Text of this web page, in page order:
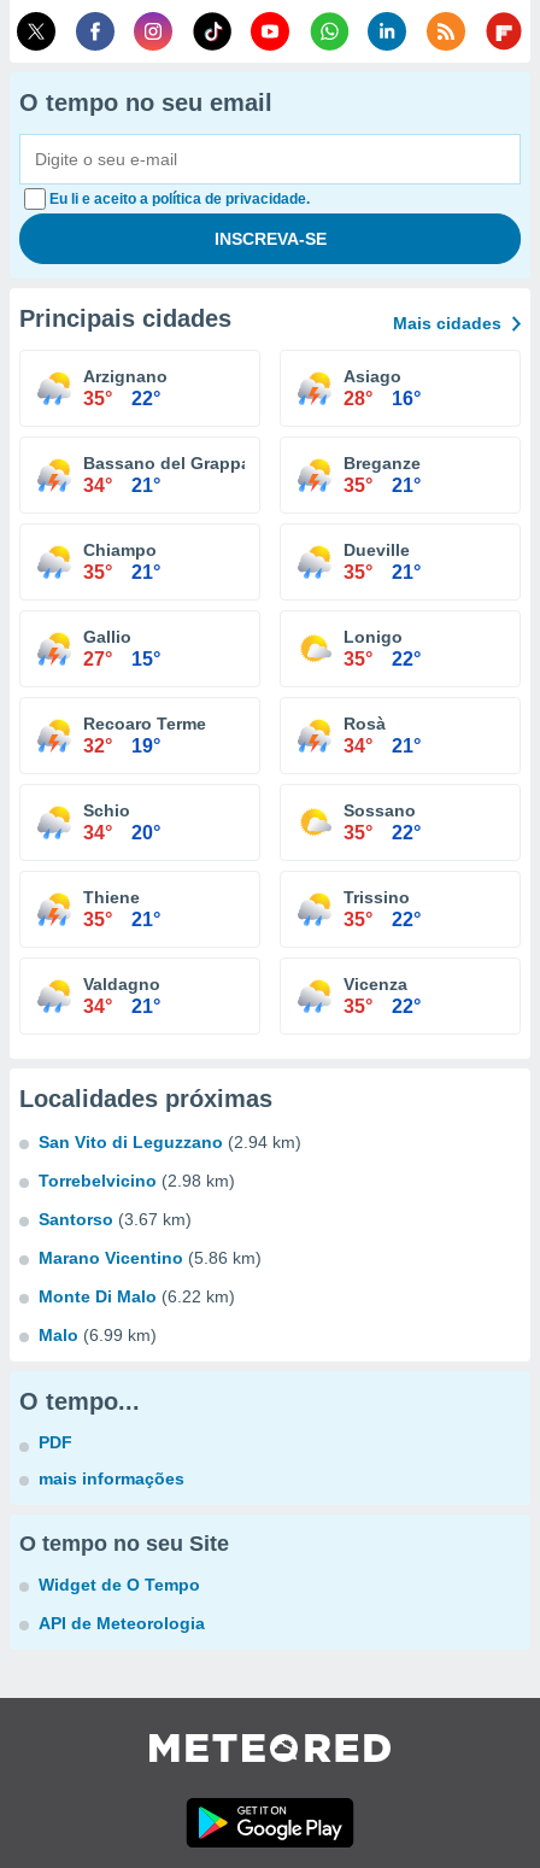
O tempo no seu email
Eu li e aceito a política de privacidade.
Principais cidades Mais cidades
Arzignano
35° 22°
Asiago
28° 16°
Bassano del Grappa
34° 21°
Breganze
35° 21°
Chiampo
35° 21°
Dueville
35° 21°
Gallio
27° 15°
Lonigo
35° 22°
Recoaro Terme
32° 19°
Rosà
34° 21°
Schio
34° 20°
Sossano
35° 22°
Thiene
35° 21°
Trissino
35° 22°
Valdagno
34° 21°
Vicenza
35° 22°
Localidades próximas
San Vito di Leguzzano (2.94 km)
Torrebelvicino (2.98 km)
Santorso (3.67 km)
Marano Vicentino (5.86 km)
Monte Di Malo (6.22 km)
Malo (6.99 km)
O tempo...
PDF
mais informações
O tempo no seu Site
Widget de O Tempo
API de Meteorologia